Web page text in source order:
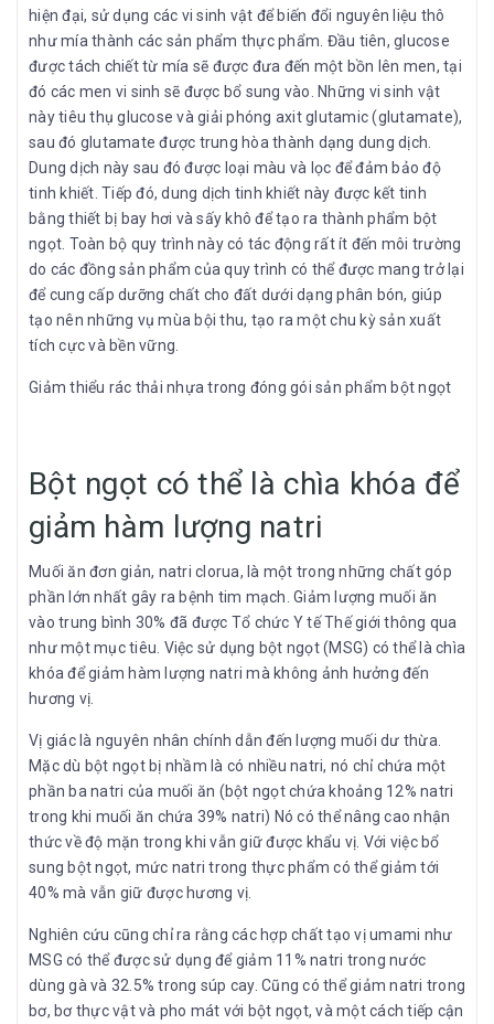
hiện đại, sử dụng các vi sinh vật để biến đổi nguyên liệu thô
như mía thành các sản phẩm thực phẩm. Đầu tiên, glucose
được tách chiết từ mía sẽ được đưa đến một bồn lên men, tại
đó các men vi sinh sẽ được bổ sung vào. Những vi sinh vật
này tiêu thụ glucose và giải phóng axit glutamic (glutamate),
sau đó glutamate được trung hòa thành dạng dung dịch.
Dung dịch này sau đó được loại màu và lọc để đảm bảo độ
tinh khiết. Tiếp đó, dung dịch tinh khiết này được kết tinh
bằng thiết bị bay hơi và sấy khô để tạo ra thành phẩm bột
ngọt. Toàn bộ quy trình này có tác động rất ít đến môi trường
do các đồng sản phẩm của quy trình có thể được mang trở lại
để cung cấp dưỡng chất cho đất dưới dạng phân bón, giúp
tạo nên những vụ mùa bội thu, tạo ra một chu kỳ sản xuất
tích cực và bền vững.
Giảm thiểu rác thải nhựa trong đóng gói sản phẩm bột ngọt
Bột ngọt có thể là chìa khóa để
giảm hàm lượng natri
Muối ăn đơn giản, natri clorua, là một trong những chất góp
phần lớn nhất gây ra bệnh tim mạch. Giảm lượng muối ăn
vào trung bình 30% đã được Tổ chức Y tế Thế giới thông qua
như một mục tiêu. Việc sử dụng bột ngọt (MSG) có thể là chìa
khóa để giảm hàm lượng natri mà không ảnh hưởng đến
hương vị.
Vị giác là nguyên nhân chính dẫn đến lượng muối dư thừa.
Mặc dù bột ngọt bị nhầm là có nhiều natri, nó chỉ chứa một
phần ba natri của muối ăn (bột ngọt chứa khoảng 12% natri
trong khi muối ăn chứa 39% natri) Nó có thể nâng cao nhận
thức về độ mặn trong khi vẫn giữ được khẩu vị. Với việc bổ
sung bột ngọt, mức natri trong thực phẩm có thể giảm tới
40% mà vẫn giữ được hương vị.
Nghiên cứu cũng chỉ ra rằng các hợp chất tạo vị umami như
MSG có thể được sử dụng để giảm 11% natri trong nước
dùng gà và 32.5% trong súp cay. Cũng có thể giảm natri trong
bơ, bơ thực vật và pho mát với bột ngọt, và một cách tiếp cận